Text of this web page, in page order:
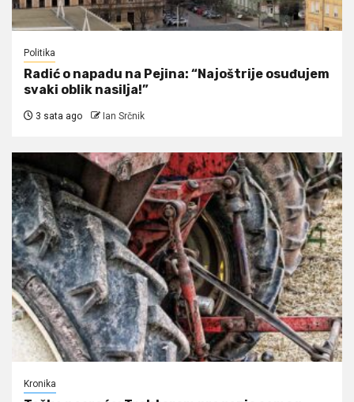
Politika
Radić o napadu na Pejina: “Najoštrije osuđujem
svaki oblik nasilja!”
3 sata ago Ian Srčnik
Kronika